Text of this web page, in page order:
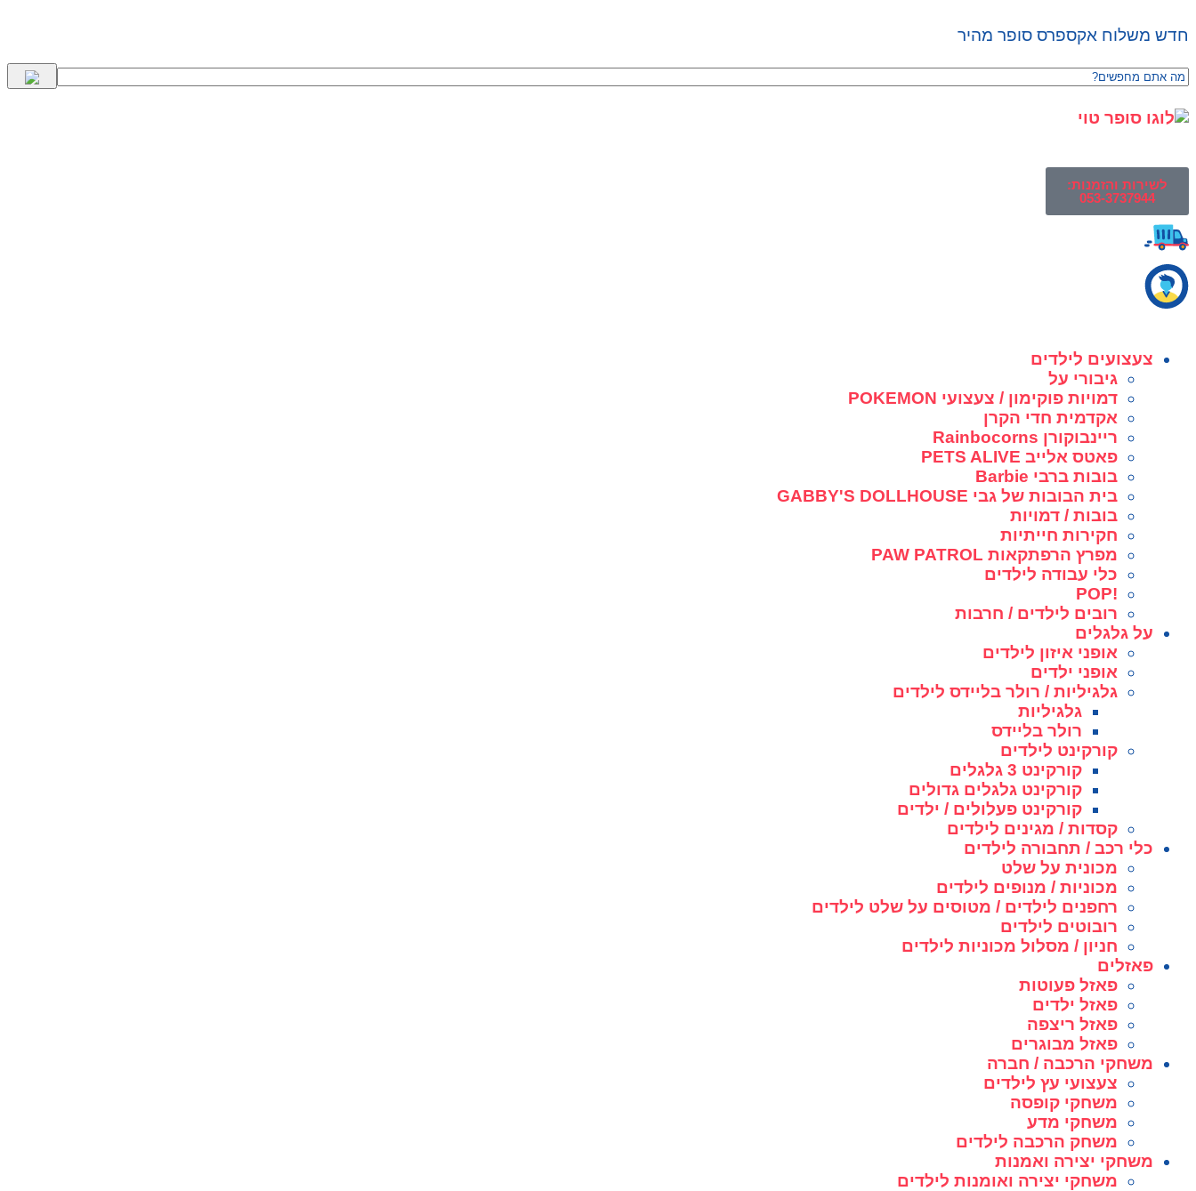
חדש משלוח אקספרס סופר מהיר
לשירות והזמנות:
053-3737944
צעצועים לילדים
גיבורי על
דמויות פוקימון / צעצועי POKEMON
אקדמית חדי הקרן
ריינבוקורן Rainbocorns
פאטס אלייב PETS ALIVE
בובות ברבי Barbie
בית הבובות של גבי GABBY'S DOLLHOUSE
בובות / דמויות
חקירות חייתיות
מפרץ הרפתקאות PAW PATROL
כלי עבודה לילדים
!POP
רובים לילדים / חרבות
על גלגלים
אופני איזון לילדים
אופני ילדים
גלגיליות / רולר בליידס לילדים
גלגיליות
רולר בליידס
קורקינט לילדים
קורקינט 3 גלגלים
קורקינט גלגלים גדולים
קורקינט פעלולים / ילדים
קסדות / מגינים לילדים
כלי רכב / תחבורה לילדים
מכונית על שלט
מכוניות / מנופים לילדים
רחפנים לילדים / מטוסים על שלט לילדים
רובוטים לילדים
חניון / מסלול מכוניות לילדים
פאזלים
פאזל פעוטות
פאזל ילדים
פאזל ריצפה
פאזל מבוגרים
משחקי הרכבה / חברה
צעצועי עץ לילדים
משחקי קופסה
משחקי מדע
משחק הרכבה לילדים
משחקי יצירה ואמנות
משחקי יצירה ואומנות לילדים